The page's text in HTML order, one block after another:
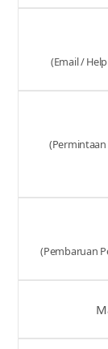
(Email /
(Permintaan
(Pembaruan